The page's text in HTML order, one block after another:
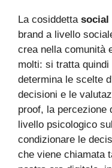
La cosiddetta social
brand a livello
crea nella comunità
molti: si tratta quindi
determina le scelte
decisioni e le
proof, la percezione
livello psicologico
condizionare le
che viene chiamata